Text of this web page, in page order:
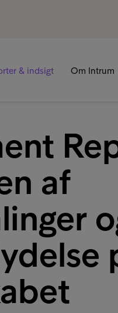
& indsigt Om Intrum
af